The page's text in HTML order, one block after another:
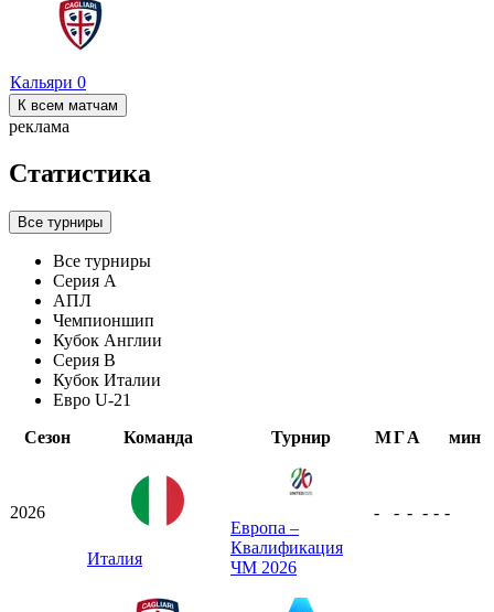
Кальяри 0
К всем матчам
реклама
Статистика
Все турниры
Все турниры
Серия А
АПЛ
Чемпионшип
Кубок Англии
Серия B
Кубок Италии
Евро U-21
Сезон
Команда Турнир МГА мин
2026
Италия
Европа –
Квалификация
ЧМ 2026
- - - - - -